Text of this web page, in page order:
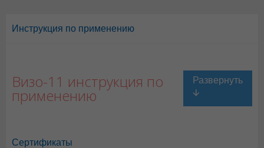
Инструкция по применению
Визо-11 инструкция по
применению
Сертификаты